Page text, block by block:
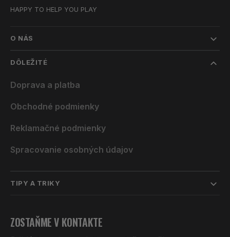
HAPPY TO HELP YOU PLAY
O NÁS
DÔLEŽITÉ
Doprava a platba
Obchodné podmienky
Reklamačné podmienky
Spracovanie osobných údajov
TIPY A TRIKY
ZOSTAŇME V KONTAKTE